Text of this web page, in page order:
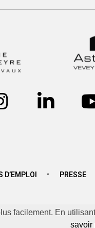
D’EMPLOI PRESSE
facilement. En
savoir